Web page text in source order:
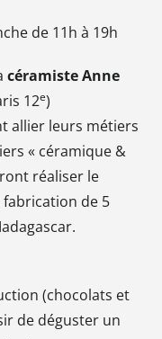
de 11h à 19h
céramiste Anne
12e)
allier leurs métiers
« céramique &
réaliser le
de 5
(chocolats et
de déguster un